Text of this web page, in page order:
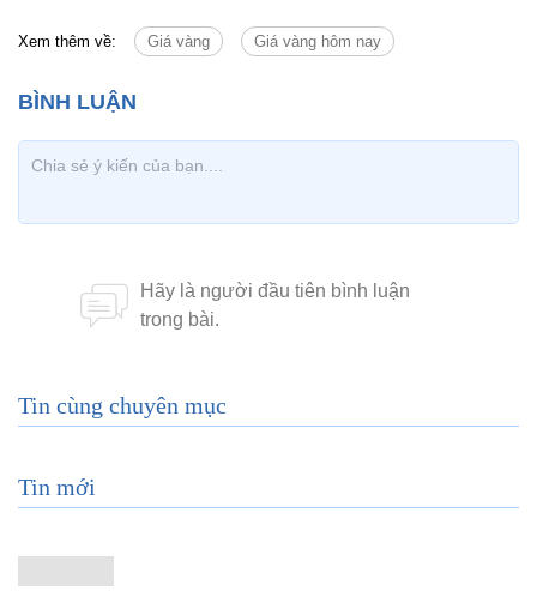
Xem thêm về: Giá vàng Giá vàng hôm nay
Tin cùng chuyên mục
Tin mới